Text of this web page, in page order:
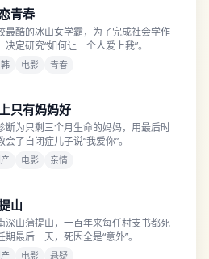
青春
最酷的冰山女学霸，为了完成社会学作
决定研究“如何让一个人爱上我”。
电影 青春
只有妈妈好
断为只剩三个月生命的妈妈，用最后时
会了自闭症儿子说“我爱你”。
电影 亲情
山
深山蒲提山，一百年来每任村支书都死
期最后一天，死因全是“意外”。
电影 悬疑